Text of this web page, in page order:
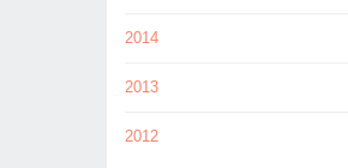
2014
2013
2012